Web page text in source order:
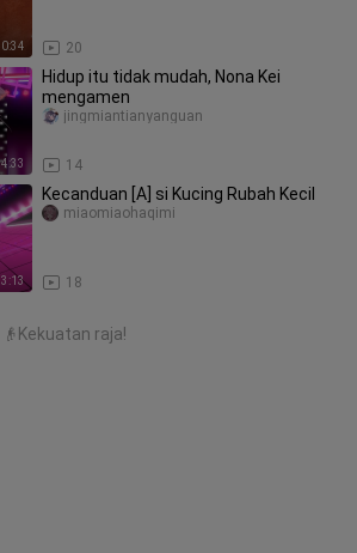
0:34 20
4:33
Hidup itu tidak mudah, Nona Kei
mengamen
14
jingmiantianyanguan
3:13
Kecanduan [A] si Kucing Rubah Kecil
18
miaomiaohaqimi
👴Kekuatan raja!